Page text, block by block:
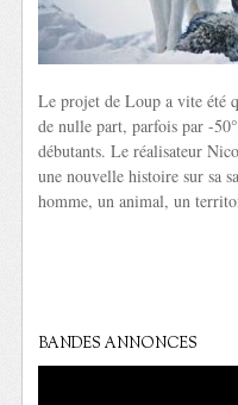
Le projet de Loup a vite été
de nulle part, parfois par -
débutants. Le réalisateur
une nouvelle histoire sur sa
homme, un animal, un
BANDES ANNONCES